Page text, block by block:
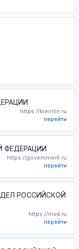
https://kremlin.ru
перейти
ФЕДЕРАЦИИ
https://government.ru
перейти
РОССИЙСКОЙ
https://mvd.ru
перейти